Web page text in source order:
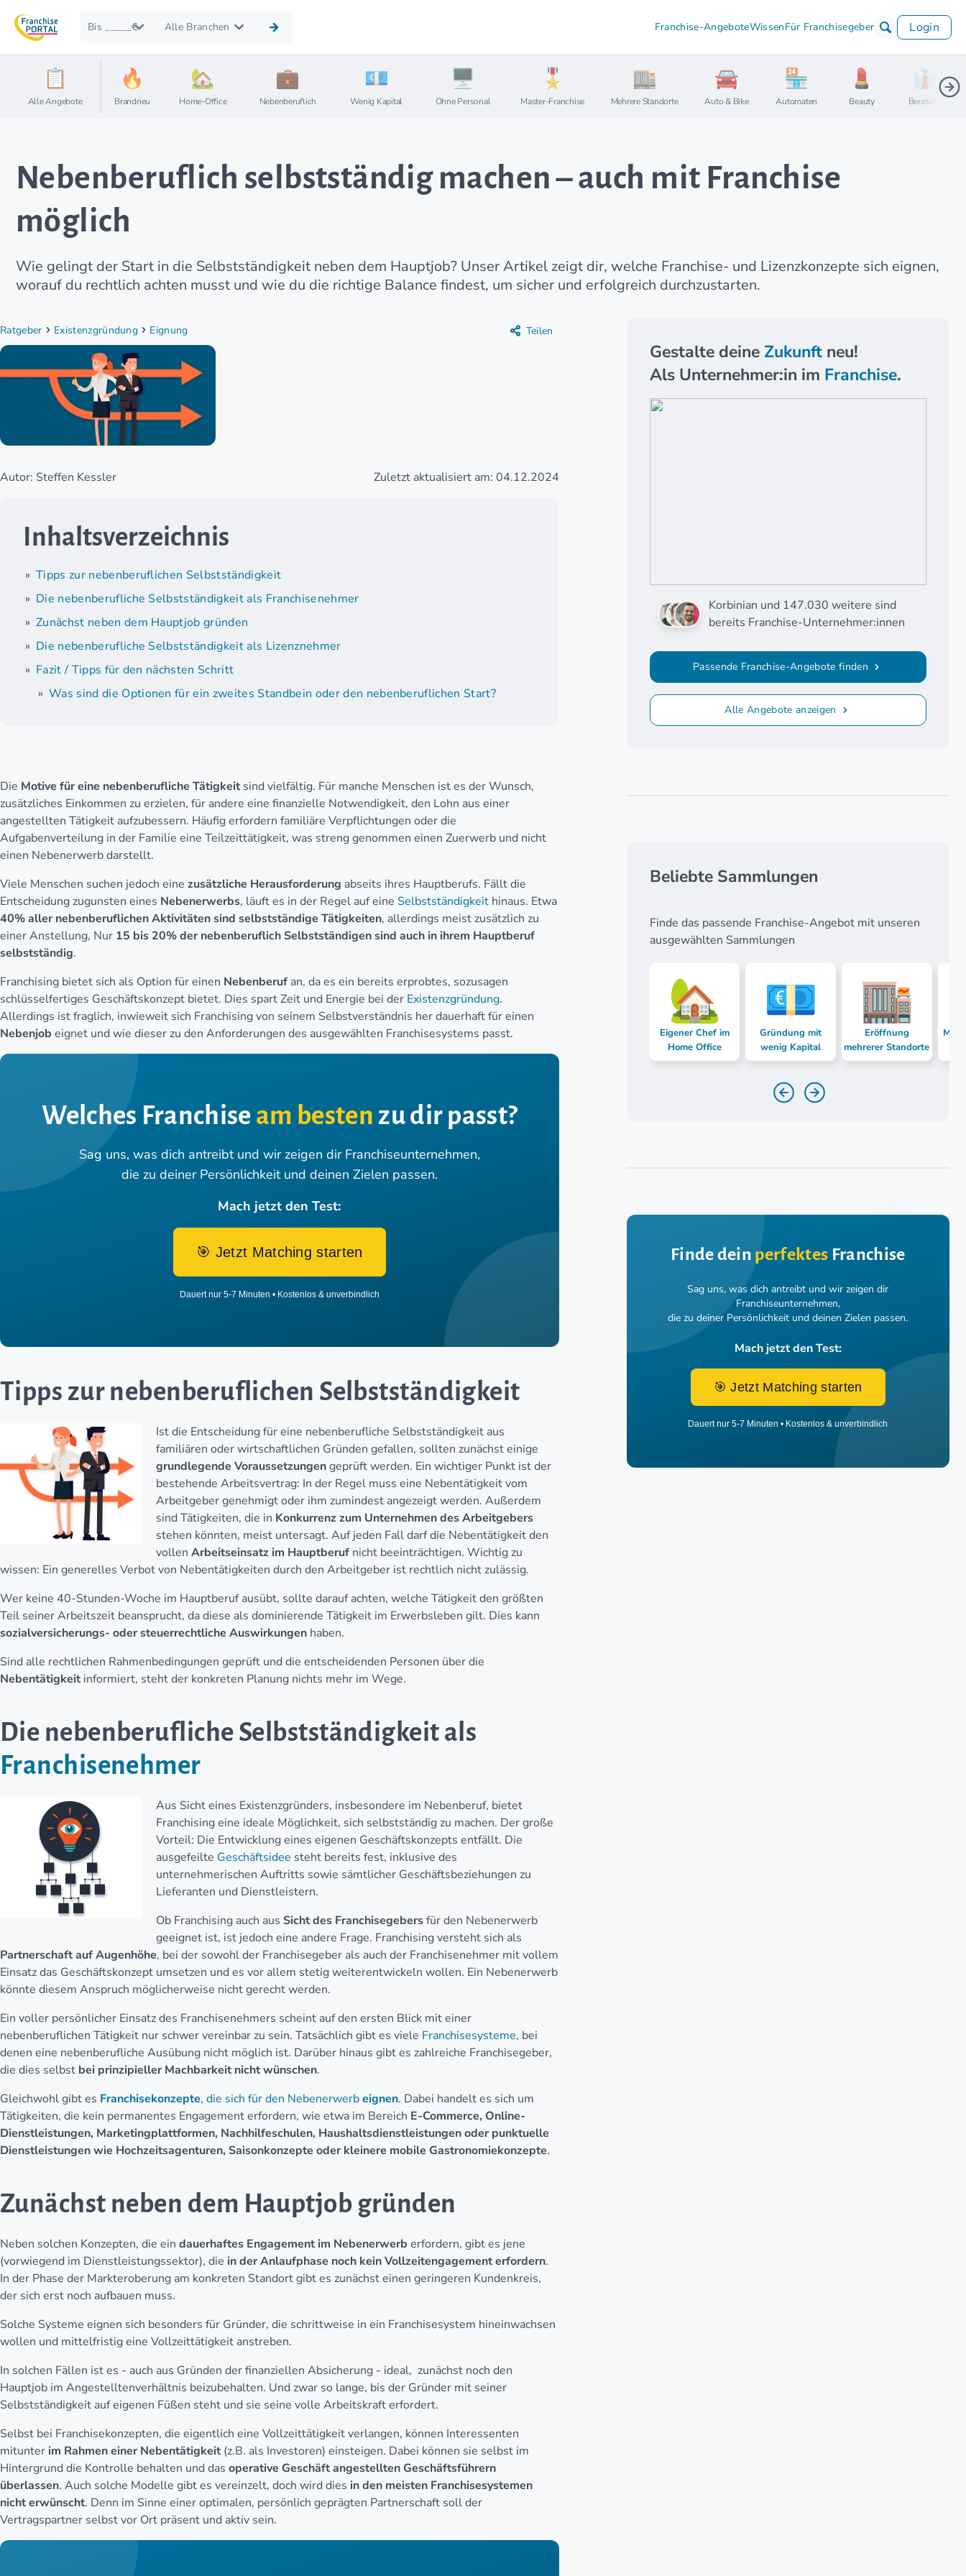
Bis _____€ Alle Branchen Franchise-AngeboteWissenFür Franchisegeber Login
Alle Angebote Brandneu Home-Office Nebenberuflich Wenig Kapital Ohne Personal Master-Franchise Mehrere Standorte Auto & Bike Automaten Beauty Beratung
Nebenberuflich selbstständig machen – auch mit Franchise
möglich
Wie gelingt der Start in die Selbstständigkeit neben dem Hauptjob? Unser Artikel zeigt dir, welche Franchise- und Lizenzkonzepte sich eignen,
worauf du rechtlich achten musst und wie du die richtige Balance findest, um sicher und erfolgreich durchzustarten.
Ratgeber Existenzgründung Eignung Teilen
Autor: Steffen Kessler Zuletzt aktualisiert am: 04.12.2024
Inhaltsverzeichnis
Tipps zur nebenberuflichen Selbstständigkeit
Die nebenberufliche Selbstständigkeit als Franchisenehmer
Zunächst neben dem Hauptjob gründen
Die nebenberufliche Selbstständigkeit als Lizenznehmer
Fazit / Tipps für den nächsten Schritt
Was sind die Optionen für ein zweites Standbein oder den nebenberuflichen Start?
Die Motive für eine nebenberufliche Tätigkeit sind vielfältig. Für manche Menschen ist es der Wunsch,
zusätzliches Einkommen zu erzielen, für andere eine finanzielle Notwendigkeit, den Lohn aus einer
angestellten Tätigkeit aufzubessern. Häufig erfordern familiäre Verpflichtungen oder die
Aufgabenverteilung in der Familie eine Teilzeittätigkeit, was streng genommen einen Zuerwerb und nicht
einen Nebenerwerb darstellt.
Viele Menschen suchen jedoch eine zusätzliche Herausforderung abseits ihres Hauptberufs. Fällt die
Entscheidung zugunsten eines Nebenerwerbs, läuft es in der Regel auf eine Selbstständigkeit hinaus. Etwa
40% aller nebenberuflichen Aktivitäten sind selbstständige Tätigkeiten, allerdings meist zusätzlich zu
einer Anstellung, Nur 15 bis 20% der nebenberuflich Selbstständigen sind auch in ihrem Hauptberuf
selbstständig.
Franchising bietet sich als Option für einen Nebenberuf an, da es ein bereits erprobtes, sozusagen
schlüsselfertiges Geschäftskonzept bietet. Dies spart Zeit und Energie bei der Existenzgründung.
Allerdings ist fraglich, inwieweit sich Franchising von seinem Selbstverständnis her dauerhaft für einen
Nebenjob eignet und wie dieser zu den Anforderungen des ausgewählten Franchisesystems passt.
Welches Franchise am besten zu dir passt?
Sag uns, was dich antreibt und wir zeigen dir Franchiseunternehmen,
die zu deiner Persönlichkeit und deinen Zielen passen.
Mach jetzt den Test:
🎯 Jetzt Matching starten
Dauert nur 5-7 Minuten • Kostenlos & unverbindlich
Tipps zur nebenberuflichen Selbstständigkeit
Ist die Entscheidung für eine nebenberufliche Selbstständigkeit aus
familiären oder wirtschaftlichen Gründen gefallen, sollten zunächst einige
grundlegende Voraussetzungengeprüft werden. Ein wichtiger Punkt ist der
bestehende Arbeitsvertrag: In der Regel muss eine Nebentätigkeit vom
Arbeitgeber genehmigt oder ihm zumindest angezeigt werden. Außerdem
sind Tätigkeiten, die in Konkurrenz zum Unternehmen des Arbeitgebers
stehen könnten, meist untersagt. Auf jeden Fall darf die Nebentätigkeit den
vollen Arbeitseinsatz im Hauptberuf nicht beeinträchtigen. Wichtig zu
wissen: Ein generelles Verbot von Nebentätigkeiten durch den Arbeitgeber ist rechtlich nicht zulässig.
Wer keine 40-Stunden-Woche im Hauptberuf ausübt, sollte darauf achten, welche Tätigkeit den größten
Teil seiner Arbeitszeit beansprucht, da diese als dominierende Tätigkeit im Erwerbsleben gilt. Dies kann
sozialversicherungs- oder steuerrechtliche Auswirkungen haben.
Sind alle rechtlichen Rahmenbedingungen geprüft und die entscheidenden Personen über die
Nebentätigkeit informiert, steht der konkreten Planung nichts mehr im Wege.
Die nebenberufliche Selbstständigkeit als
Franchisenehmer
Aus Sicht eines Existenzgründers, insbesondere im Nebenberuf, bietet
Franchising eine ideale Möglichkeit, sich selbstständig zu machen. Der große
Vorteil: Die Entwicklung eines eigenen Geschäftskonzepts entfällt. Die
ausgefeilte Geschäftsidee steht bereits fest, inklusive des
unternehmerischen Auftritts sowie sämtlicher Geschäftsbeziehungen zu
Lieferanten und Dienstleistern.
Ob Franchising auch aus Sicht des Franchisegebersfür den Nebenerwerb
geeignet ist, ist jedoch eine andere Frage. Franchising versteht sich als
Partnerschaft auf Augenhöhe, bei der sowohl der Franchisegeber als auch der Franchisenehmer mit vollem
Einsatz das Geschäftskonzept umsetzen und es vor allem stetig weiterentwickeln wollen. Ein Nebenerwerb
könnte diesem Anspruch möglicherweise nicht gerecht werden.
Ein voller persönlicher Einsatz des Franchisenehmers scheint auf den ersten Blick mit einer
nebenberuflichen Tätigkeit nur schwer vereinbar zu sein. Tatsächlich gibt es viele Franchisesysteme, bei
denen eine nebenberufliche Ausübung nicht möglich ist. Darüber hinaus gibt es zahlreiche Franchisegeber,
die dies selbst bei prinzipieller Machbarkeit nicht wünschen.
Gleichwohl gibt es Franchisekonzepte, die sich für den Nebenerwerbeignen. Dabei handelt es sich um
Tätigkeiten, die kein permanentes Engagement erfordern, wie etwa im Bereich E-Commerce, Online-
Dienstleistungen, Marketingplattformen, Nachhilfeschulen, Haushaltsdienstleistungen oder punktuelle
Dienstleistungen wie Hochzeitsagenturen, Saisonkonzepte oder kleinere mobile Gastronomiekonzepte.
Zunächst neben dem Hauptjob gründen
Neben solchen Konzepten, die ein dauerhaftes Engagement im Nebenerwerb erfordern, gibt es jene
(vorwiegend im Dienstleistungssektor), die in der Anlaufphase noch kein Vollzeitengagement erfordern.
In der Phase der Markteroberung am konkreten Standort gibt es zunächst einen geringeren Kundenkreis,
der sich erst noch aufbauen muss.
Solche Systeme eignen sich besonders für Gründer, die schrittweise in ein Franchisesystem hineinwachsen
wollen und mittelfristig eine Vollzeittätigkeit anstreben.
In solchen Fällen ist es - auch aus Gründen der finanziellen Absicherung - ideal, zunächst noch den
Hauptjob im Angestelltenverhältnis beizubehalten. Und zwar so lange, bis der Gründer mit seiner
Selbstständigkeit auf eigenen Füßen steht und sie seine volle Arbeitskraft erfordert.
Selbst bei Franchisekonzepten, die eigentlich eine Vollzeittätigkeit verlangen, können Interessenten
mitunter im Rahmen einer Nebentätigkeit (z.B. als Investoren) einsteigen. Dabei können sie selbst im
Hintergrund die Kontrolle behalten und das operative Geschäft angestellten Geschäftsführern
überlassen. Auch solche Modelle gibt es vereinzelt, doch wird dies in den meisten Franchisesystemen
nicht erwünscht. Denn im Sinne einer optimalen, persönlich geprägten Partnerschaft soll der
Vertragspartner selbst vor Ort präsent und aktiv sein.
Gestalte deine Zukunftneu!
Als Unternehmer:in im Franchise.
Korbinian und 147.030 weitere sind
bereits Franchise-Unternehmer:innen
Passende Franchise-Angebote finden
Alle Angebote anzeigen
Beliebte Sammlungen
Finde das passende Franchise-Angebot mit unseren
ausgewählten Sammlungen
Eigener Chef im
Home Office
Gründung mit
wenig Kapital
Eröffnung
mehrerer Standorte
Finde dein perfektes Franchise
Sag uns, was dich antreibt und wir zeigen dir
Franchiseunternehmen,
die zu deiner Persönlichkeit und deinen Zielen passen.
Mach jetzt den Test:
🎯 Jetzt Matching starten
Dauert nur 5-7 Minuten • Kostenlos & unverbindlich